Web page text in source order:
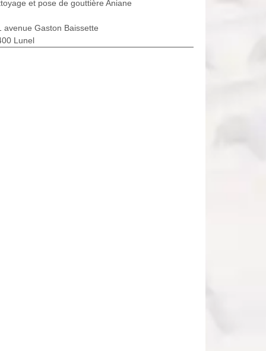
et pose de gouttière Aniane
avenue Gaston Baissette
Lunel